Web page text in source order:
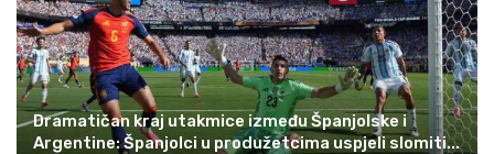
Dramatičan kraj utakmice između Španjolske i
Argentine: Španjolci u produžetcima uspjeli slomiti...